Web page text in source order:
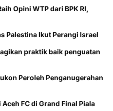
Opini WTP dari BPK RI,
Palestina Ikut Perangi Israel
praktik baik penguatan
Peroleh Penganugerahan
FC di Grand Final Piala